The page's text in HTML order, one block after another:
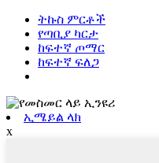
ትኩስ ምርቶች
የጣቢያ ካርታ
ከፍተኛ ጦማር
ከፍተኛ ፍለጋ
ኢሜይል ላክ
x